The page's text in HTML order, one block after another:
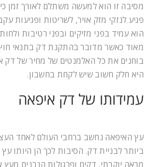
מסיבה זו הוא למעשה משתלם לאורך זמן
פגיע לנזקי מזק אויר, לשריטות ופגיעות
הוא עמיד בפני מזיקים ובפני רטיבות
מאוד כאשר מדובר בהתקנת דק בתנאי
בוחנים את כל האלמנטים של מחיר של דק
היא חלק חשוב שיש לקחת בחשבון.
עמידותו של דק איפאה
עץ האיפאה נחשב ברחבי העולם לאחד
ביותר לבניית דק. הסיבות לכך הן היותו
מראה יוקרתי. דקים ופרגולות הנבנים